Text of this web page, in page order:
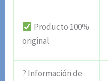
Producto 100%
original
? Información de